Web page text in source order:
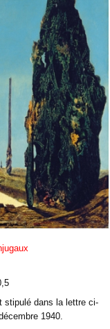
stipulé dans la lettre ci-
1940.